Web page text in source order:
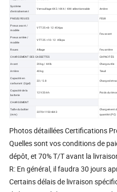
Système
d'entraînement
Verrouillage 4X2 / 4X4 / 4X4 sélectionnable Arrière
PNEUS/ROUES FEUX
Pneus avant /
modèle
VTT 25 ×8- 12 45Kpa
Feu avant
Pneus arrière /
modèle
VTT 25 ×10- 12 45kpa
Roues
Alliage Feu arrière
CHARGEMENT DES CASSETTES
CAPACITÉS
Avant
20 kg / 44 lb Charge utile
Arrière
40 kg Treuil
Capacité en
carburant (l/gal)
22 / 5.8 Charge de
Capacité de la
batterie
12 V20 Ah Poids du
CHARGEMENT
Taille du boîtier
(mm)
2270×1150×843
Chargement
quantité (PC)
Photos détaillées Certifications
Quelles sont vos conditions de
dépôt, et 70% T/T avant la
R: En général, il faudra 30 jours
Certains délais de livraison